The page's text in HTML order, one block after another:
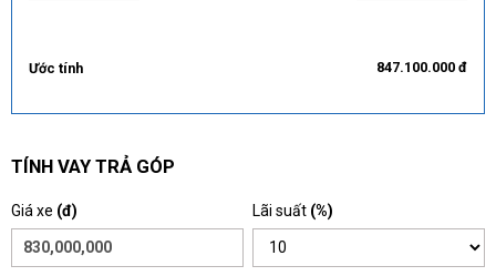
Ước tính 847.100.000 đ
TÍNH VAY TRẢ GÓP
Giá xe (đ) Lãi suất (%)